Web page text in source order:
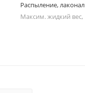
Распыление,
Максим. жидкий